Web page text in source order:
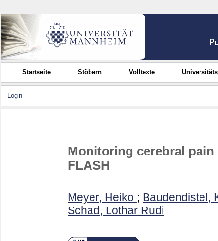
Startseite Stöbern Volltexte
Login
Monitoring cerebral
FLASH
Meyer, Heiko ; Baudendistel,
Schad, Lothar Rudi